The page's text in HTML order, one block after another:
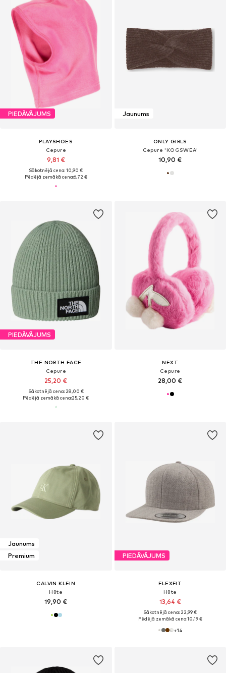
PIEDĀVĀJUMS
PLAYSHOES
Cepure
9,81 €
Sākotnējā cena: 10,90 €
Pēdējā zemākā cena:6,72 €
Jaunums
ONLY GIRLS
Cepure 'KOGSWEA'
10,90 €
PIEDĀVĀJUMS
THE NORTH FACE
Cepure
25,20 €
Sākotnējā cena: 28,00 €
Pēdējā zemākā cena:25,20 €
NEXT
Cepure
28,00 €
Jaunums
Premium
CALVIN KLEIN
Hūte
19,90 €
PIEDĀVĀJUMS
FLEXFIT
Hūte
13,64 €
Sākotnējā cena: 22,99 €
Pēdējā zemākā cena:10,19 €
+14